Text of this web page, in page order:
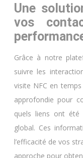
Une
vos
Grâce à notre
suivre les
visite NFC en
approfondie pour
quels liens ont été
global. Ces
l’efficacité de vos
approche pour